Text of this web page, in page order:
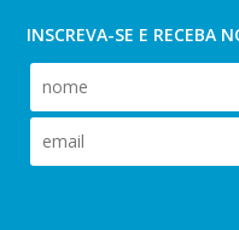
INSCREVA-SE E RECEBA